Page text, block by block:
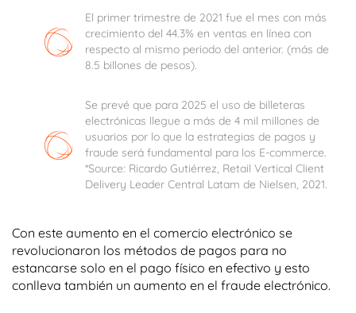
El primer trimestre de 2021 fue el mes con más
crecimiento del 44.3% en ventas en línea con
respecto al mismo periodo del anterior. (más de
8.5 billones de pesos).
Se prevé que para 2025 el uso de billeteras
electrónicas llegue a más de 4 mil millones de
usuarios por lo que la estrategias de pagos y
fraude será fundamental para los E-commerce.
*Source: Ricardo Gutiérrez, Retail Vertical Client
Delivery Leader Central Latam de Nielsen, 2021.
Con este aumento en el comercio electrónico se
revolucionaron los métodos de pagos para no
estancarse solo en el pago físico en efectivo y esto
conlleva también un aumento en el fraude electrónico.